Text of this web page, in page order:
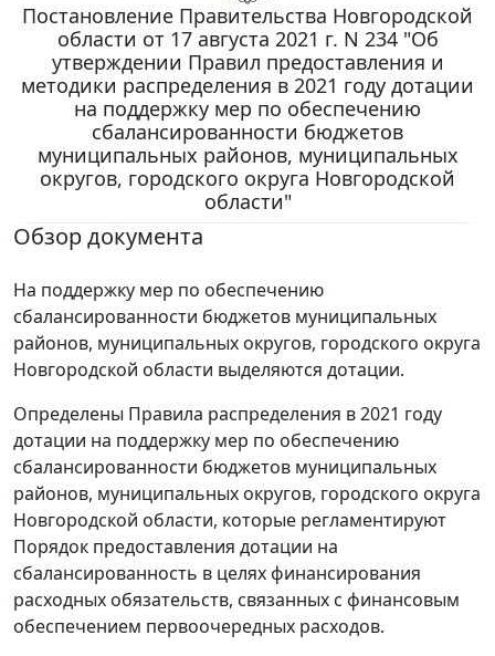
Постановление Правительства Новгородской
области от 17 августа 2021 г. N 234 "Об
утверждении Правил предоставления и
методики распределения в 2021 году дотации
на поддержку мер по обеспечению
сбалансированности бюджетов
муниципальных районов, муниципальных
округов, городского округа Новгородской
области"
Обзор документа
На поддержку мер по обеспечению
сбалансированности бюджетов муниципальных
районов, муниципальных округов, городского округа
Новгородской области выделяются дотации.
Определены Правила распределения в 2021 году
дотации на поддержку мер по обеспечению
сбалансированности бюджетов муниципальных
районов, муниципальных округов, городского округа
Новгородской области, которые регламентируют
Порядок предоставления дотации на
сбалансированность в целях финансирования
расходных обязательств, связанных с финансовым
обеспечением первоочередных расходов.